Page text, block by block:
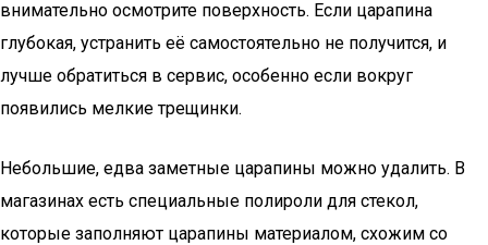
внимательно осмотрите поверхность. Если царапина
глубокая, устранить её самостоятельно не получится, и
лучше обратиться в сервис, особенно если вокруг
появились мелкие трещинки.
Небольшие, едва заметные царапины можно удалить. В
магазинах есть специальные полироли для стекол,
которые заполняют царапины материалом, схожим со